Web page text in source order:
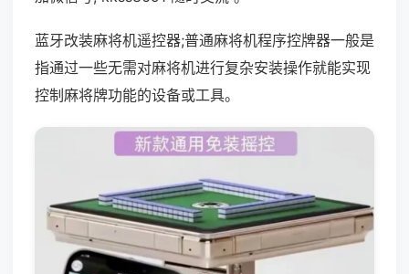
蓝牙改装麻将机遥控器;普通麻将机程序控牌器一般是
指通过一些无需对麻将机进行复杂安装操作就能实现
控制麻将牌功能的设备或工具。